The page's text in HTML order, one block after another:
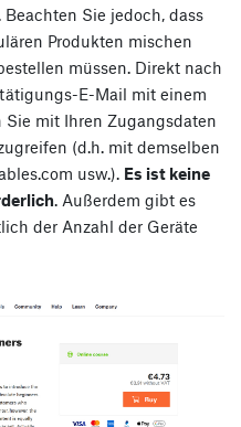
Sie jedoch, dass
Produkten mischen
müssen. Direkt nach
E-Mail mit einem
Sie mit Ihren Zugangsdaten
(d.h. mit demselben
usw.). Es ist keine
. Außerdem gibt es
der Anzahl der Geräte